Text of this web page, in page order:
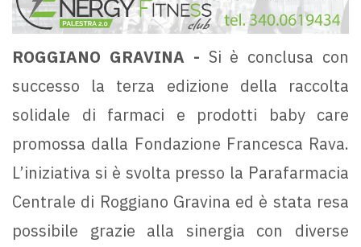
ROGGIANO GRAVINA - Si è conclusa con
successo la terza edizione della raccolta
solidale di farmaci e prodotti baby care
promossa dalla Fondazione Francesca Rava.
L’iniziativa si è svolta presso la Parafarmacia
Centrale di Roggiano Gravina ed è stata resa
possibile grazie alla sinergia con diverse